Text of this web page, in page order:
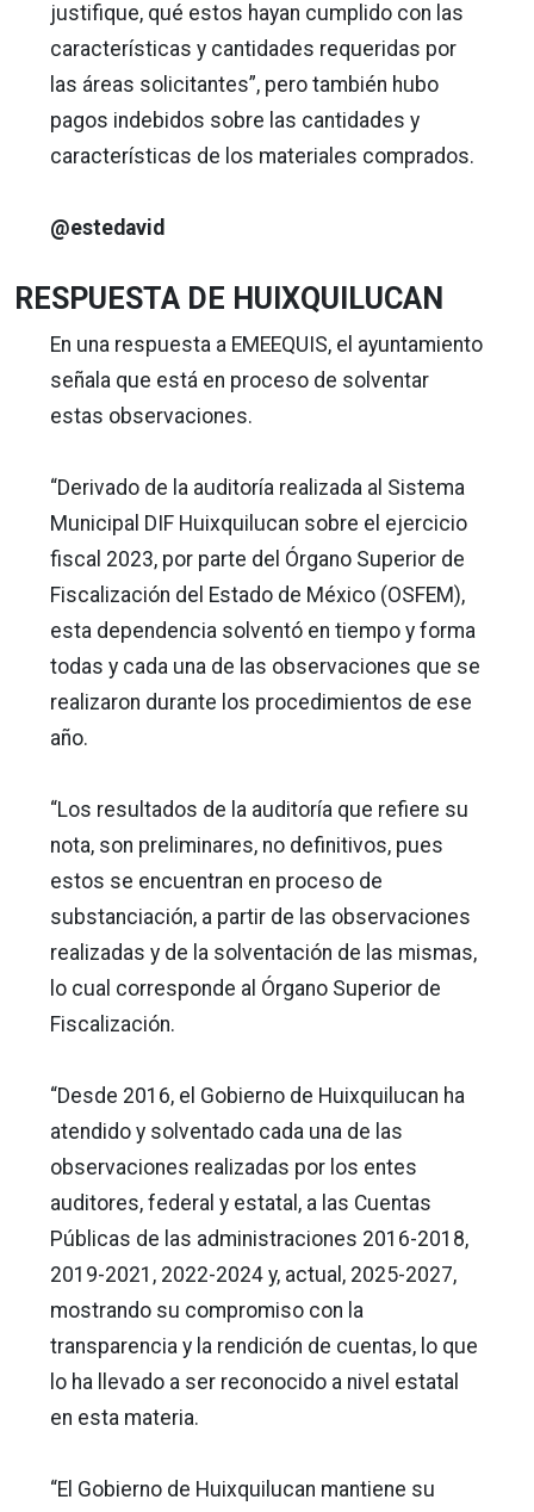
justifique, qué estos hayan cumplido con las
características y cantidades requeridas por
las áreas solicitantes”, pero también hubo
pagos indebidos sobre las cantidades y
características de los materiales comprados.
@estedavid
RESPUESTA DE HUIXQUILUCAN
En una respuesta a EMEEQUIS, el ayuntamiento
señala que está en proceso de solventar
estas observaciones.
“Derivado de la auditoría realizada al Sistema
Municipal DIF Huixquilucan sobre el ejercicio
fiscal 2023, por parte del Órgano Superior de
Fiscalización del Estado de México (OSFEM),
esta dependencia solventó en tiempo y forma
todas y cada una de las observaciones que se
realizaron durante los procedimientos de ese
año.
“Los resultados de la auditoría que refiere su
nota, son preliminares, no definitivos, pues
estos se encuentran en proceso de
substanciación, a partir de las observaciones
realizadas y de la solventación de las mismas,
lo cual corresponde al Órgano Superior de
Fiscalización.
“Desde 2016, el Gobierno de Huixquilucan ha
atendido y solventado cada una de las
observaciones realizadas por los entes
auditores, federal y estatal, a las Cuentas
Públicas de las administraciones 2016-2018,
2019-2021, 2022-2024 y, actual, 2025-2027,
mostrando su compromiso con la
transparencia y la rendición de cuentas, lo que
lo ha llevado a ser reconocido a nivel estatal
en esta materia.
“El Gobierno de Huixquilucan mantiene su